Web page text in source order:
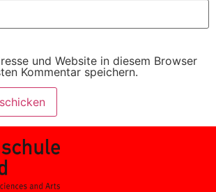
und Website in diesem Browser
Kommentar speichern.